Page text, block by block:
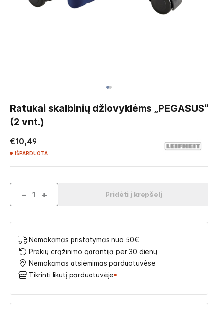
to
the
beginning
the
images
gallery
Ratukai skalbinių džiovyklėms „PEGASUS“
(2 vnt.)
€10,49
IŠPARDUOTA
- + Pridėti į krepšelį
Nemokamas pristatymas nuo 50€
Prekių grąžinimo garantija per 30 dienų
Nemokamas atsiėmimas parduotuvėse
Tikrinti likutį parduotuvėje